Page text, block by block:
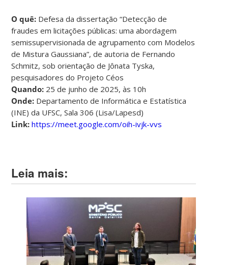
O quê: Defesa da dissertação “Detecção de
fraudes em licitações públicas: uma abordagem
semissupervisionada de agrupamento com Modelos
de Mistura Gaussiana”, de autoria de Fernando
Schmitz, sob orientação de Jônata Tyska,
pesquisadores do Projeto Céos
Quando: 25 de junho de 2025, às 10h
Onde: Departamento de Informática e Estatística
(INE) da UFSC, Sala 306 (Lisa/Lapesd)
Link:https://meet.google.com/oih-ivjk-vvs
Leia mais: